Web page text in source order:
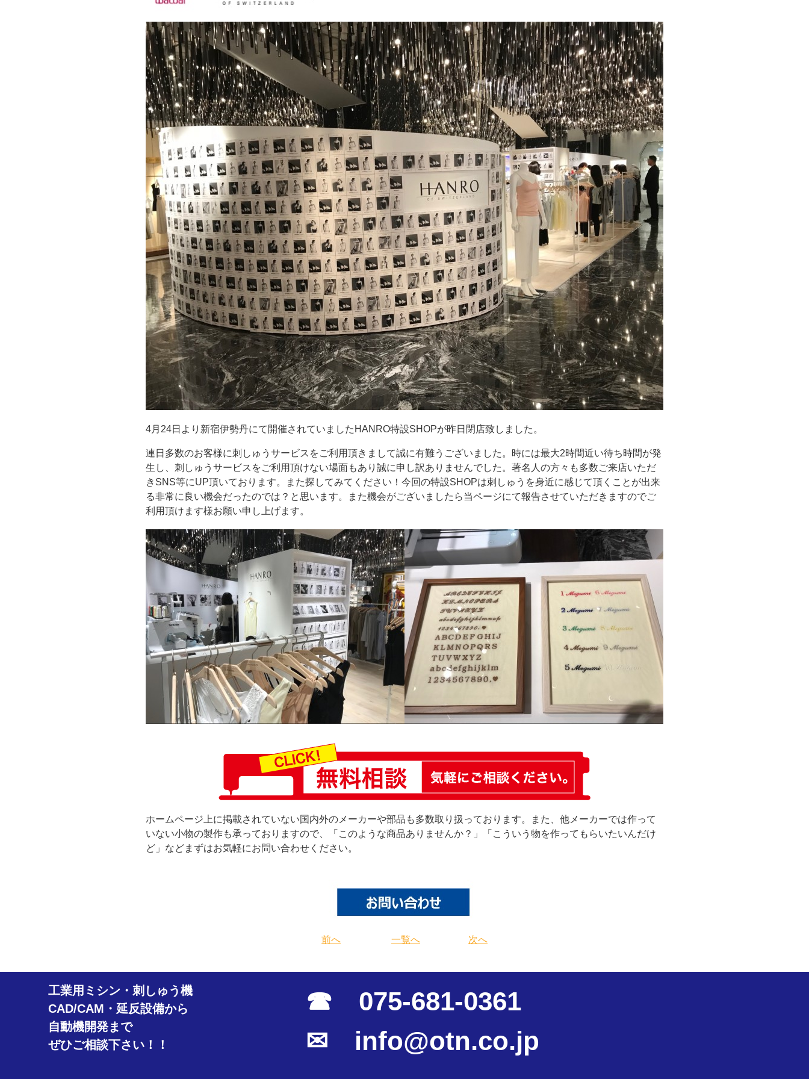
4月24日より新宿伊勢丹にて開催されていましたHANRO特設SHOPが昨日閉店致しました。
連日多数のお客様に刺しゅうサービスをご利用頂きまして誠に有難うございました。時には最大2時間近い待ち時間が発
生し、刺しゅうサービスをご利用頂けない場面もあり誠に申し訳ありませんでした。著名人の方々も多数ご来店いただ
きSNS等にUP頂いております。また探してみてください！今回の特設SHOPは刺しゅうを身近に感じて頂くことが出来
る非常に良い機会だったのでは？と思います。また機会がございましたら当ページにて報告させていただきますのでご
利用頂けます様お願い申し上げます。
ホームページ上に掲載されていない国内外のメーカーや部品も多数取り扱っております。また、他メーカーでは作って
いない小物の製作も承っておりますので、「このような商品ありませんか？」「こういう物を作ってもらいたいんだけ
ど」などまずはお気軽にお問い合わせください。
前へ 一覧へ 次へ
工業用ミシン・刺しゅう機
CAD/CAM・延反設備から
自動機開発まで
ぜひご相談下さい！！
☎ 075-681-0361
✉ info@otn.co.jp